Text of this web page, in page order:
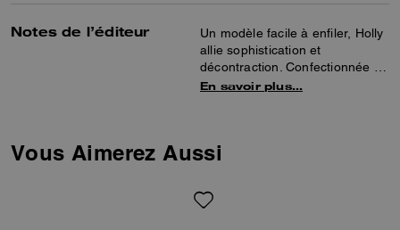
Notes de l’éditeur
Un modèle facile à enfiler, Holly
allie sophistication et
décontraction. Confectionnée en
denim de coton brodé d’un motif
pour un confort optimal, une
arbore notre Signature polie
En savoir plus…
Vous Aimerez Aussi